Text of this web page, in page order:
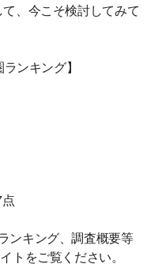
、今こそ検討してみて
ンキング】
ンキング、調査概要等
トをご覧ください。